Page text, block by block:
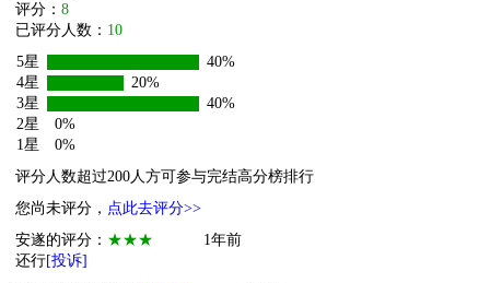
评分： 8
已评分人数： 10
5星
40%
4星
20%
3星
40%
2星
0%
1星
0%
评分人数超过200人方可参与完结高分榜排行
您尚未评分， 点此去评分>>
安遂的评分： ★★★
1年前
还行[投诉]